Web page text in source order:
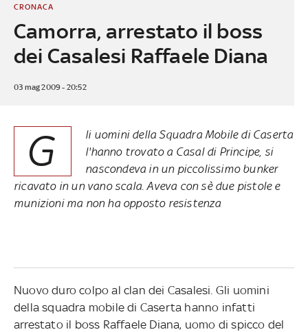
Camorra, arrestato il boss
dei Casalesi Raffaele Diana
CRONACA
03 mag 2009 - 20:52
G
li uomini della Squadra Mobile di Caserta
l'hanno trovato a Casal di Principe, si
nascondeva in un piccolissimo bunker
ricavato in un vano scala. Aveva con sè due pistole e
munizioni ma non ha opposto resistenza
Nuovo duro colpo al clan dei Casalesi. Gli uomini
della squadra mobile di Caserta hanno infatti
arrestato il boss Raffaele Diana, uomo di spicco del